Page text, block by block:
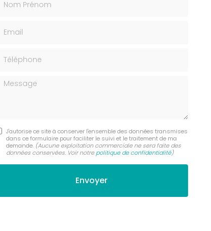
Message
J'autorise ce site à conserver l'ensemble des données transmises
dans ce formulaire pour faciliter le suivi et le traitement de ma
demande. (Aucune exploitation commerciale ne sera faite des
données conservées. Voir notre politique de confidentialité)